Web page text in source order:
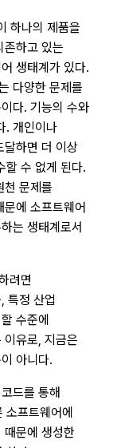
하나의 제품을
존하고 있는
생태계가 있다.
다양한 문제를
다. 기능의 수와
. 개인이나
달하면 더 이상
할 수 없게 된다.
천 문제를
에 소프트웨어
는 생태계로서
려면
특정 산업
수준에
이유로, 지금은
아니다.
드를 통해
소프트웨어에
때문에 생성한